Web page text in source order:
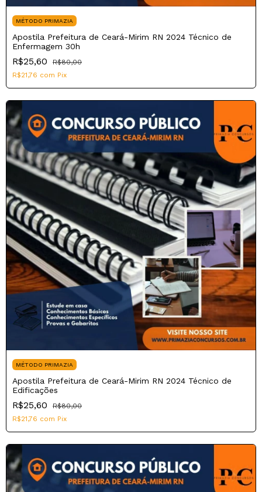
MÉTODO PRIMAZIA
Apostila Prefeitura de Ceará-Mirim RN 2024 Técnico de
Enfermagem 30h
R$25,60
R$80,00
R$21,76 com Pix
MÉTODO PRIMAZIA
Apostila Prefeitura de Ceará-Mirim RN 2024 Técnico de
Edificações
R$25,60
R$80,00
R$21,76 com Pix